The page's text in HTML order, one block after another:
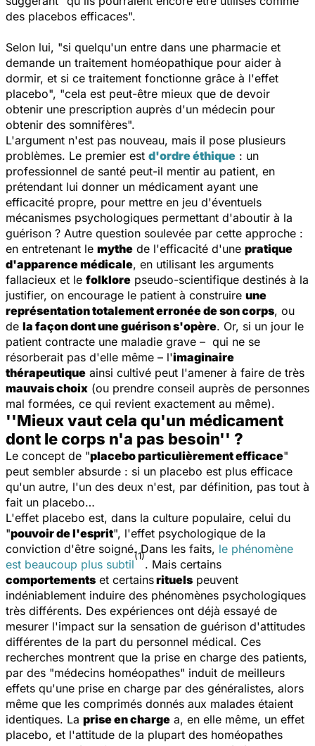
des placebos efficaces".
Selon lui, "si quelqu'un entre dans une pharmacie et
demande un traitement homéopathique pour aider à
dormir, et si ce traitement fonctionne grâce à l'effet
placebo", "cela est peut-être mieux que de devoir
obtenir une prescription auprès d'un médecin pour
obtenir des somnifères".
L'argument n'est pas nouveau, mais il pose plusieurs
problèmes. Le premier est d'ordre éthique : un
professionnel de santé peut-il mentir au patient, en
prétendant lui donner un médicament ayant une
efficacité propre, pour mettre en jeu d'éventuels
mécanismes psychologiques permettant d'aboutir à la
guérison ? Autre question soulevée par cette approche :
en entretenant le mythe de l'efficacité d'une pratique
d'apparence médicale, en utilisant les arguments
fallacieux et le folklore pseudo-scientifique destinés à la
justifier, on encourage le patient à construire une
représentation totalement erronée de son corps, ou
de la façon dont une guérison s'opère. Or, si un jour le
patient contracte une maladie grave – qui ne se
résorberait pas d'elle même – l'imaginaire
thérapeutique ainsi cultivé peut l'amener à faire de très
mauvais choix (ou prendre conseil auprès de personnes
mal formées, ce qui revient exactement au même).
''Mieux vaut cela qu'un médicament
dont le corps n'a pas besoin'' ?
Le concept de "placebo particulièrement efficace"
peut sembler absurde : si un placebo est plus efficace
qu'un autre, l'un des deux n'est, par définition, pas tout à
fait un placebo…
L'effet placebo est, dans la culture populaire, celui du
"pouvoir de l'esprit", l'effet psychologique de la
conviction d'être soigné. Dans les faits, le phénomène
est beaucoup plus subtil
(1)
. Mais certains
comportements et certainsrituels peuvent
indéniablement induire des phénomènes psychologiques
très différents. Des expériences ont déjà essayé de
mesurer l'impact sur la sensation de guérison d'attitudes
différentes de la part du personnel médical. Ces
recherches montrent que la prise en charge des patients,
par des "médecins homéopathes" induit de meilleurs
effets qu'une prise en charge par des généralistes, alors
même que les comprimés donnés aux malades étaient
identiques. La prise en charge a, en elle même, un effet
placebo, et l'attitude de la plupart des homéopathes